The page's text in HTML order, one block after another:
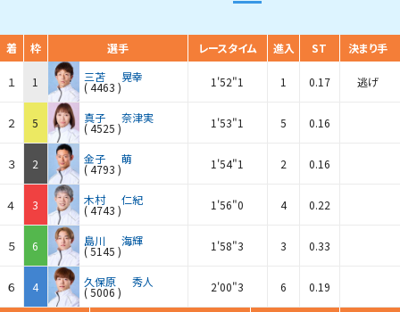
着 枠 選手 レースタイム 進入 ST 決まり手
１ 1 三苫 晃幸
(4463 ) 1'52"1 1 0.17 逃げ
２ 5 真子 奈津実
(4525 ) 1'53"1 5 0.16
３ 2 金子 萌
(4793 ) 1'54"1 2 0.16
４ 3 木村 仁紀
(4743 ) 1'56"0 4 0.22
５ 6 島川 海輝
(5145 ) 1'58"3 3 0.33
６ 4 久保原 秀人
(5006) 2'00"3 6 0.19